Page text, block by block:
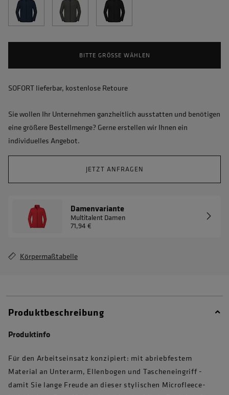
BITTE GRÖSSE WÄHLEN
SOFORT lieferbar, kostenlose Retoure
Sie wollen Ihr Unternehmen ganzheitlich ausstatten und benötigen
eine größere Bestellmenge? Gerne erstellen wir Ihnen ein
individuelles Angebot.
JETZT ANFRAGEN
Damenvariante
Multitalent Damen
71,94 €
Körpermaßtabelle
Produktbeschreibung
Produktinfo
Für den Arbeitseinsatz konzipiert: mit abriebfestem
Material an Unterarm, Ellenbogen und Tascheneingriff -
damit Sie lange Freude an dieser stylischen Microfleece-